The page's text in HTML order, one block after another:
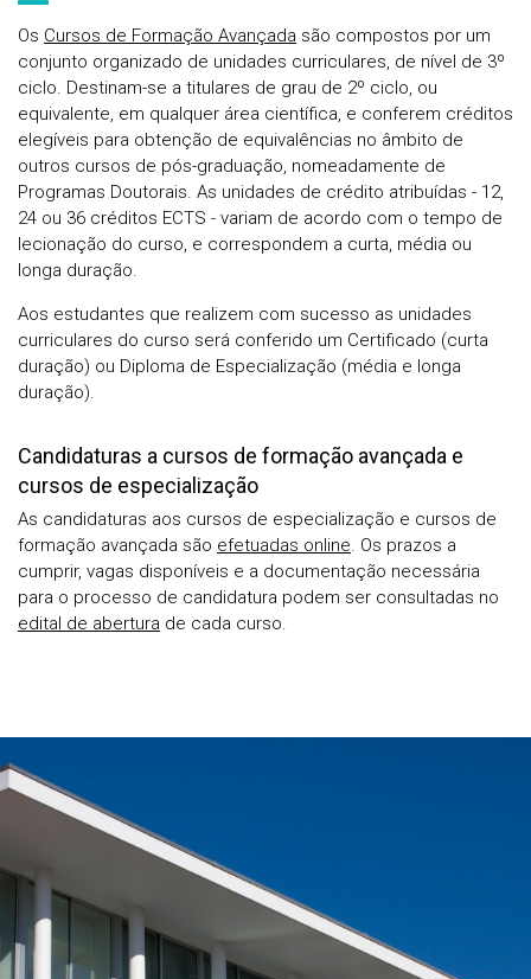
Os Cursos de Formação Avançada são compostos por um
conjunto organizado de unidades curriculares, de nível de 3º
ciclo. Destinam-se a titulares de grau de 2º ciclo, ou
equivalente, em qualquer área científica, e conferem créditos
elegíveis para obtenção de equivalências no âmbito de
outros cursos de pós-graduação, nomeadamente de
Programas Doutorais. As unidades de crédito atribuídas - 12,
24 ou 36 créditos ECTS - variam de acordo com o tempo de
lecionação do curso, e correspondem a curta, média ou
longa duração.
Aos estudantes que realizem com sucesso as unidades
curriculares do curso será conferido um Certificado (curta
duração) ou Diploma de Especialização (média e longa
duração).
Candidaturas a cursos de formação avançada e
cursos de especialização
As candidaturas aos cursos de especialização e cursos de
formação avançada são efetuadas online. Os prazos a
cumprir, vagas disponíveis e a documentação necessária
para o processo de candidatura podem ser consultadas no
edital de abertura de cada curso.